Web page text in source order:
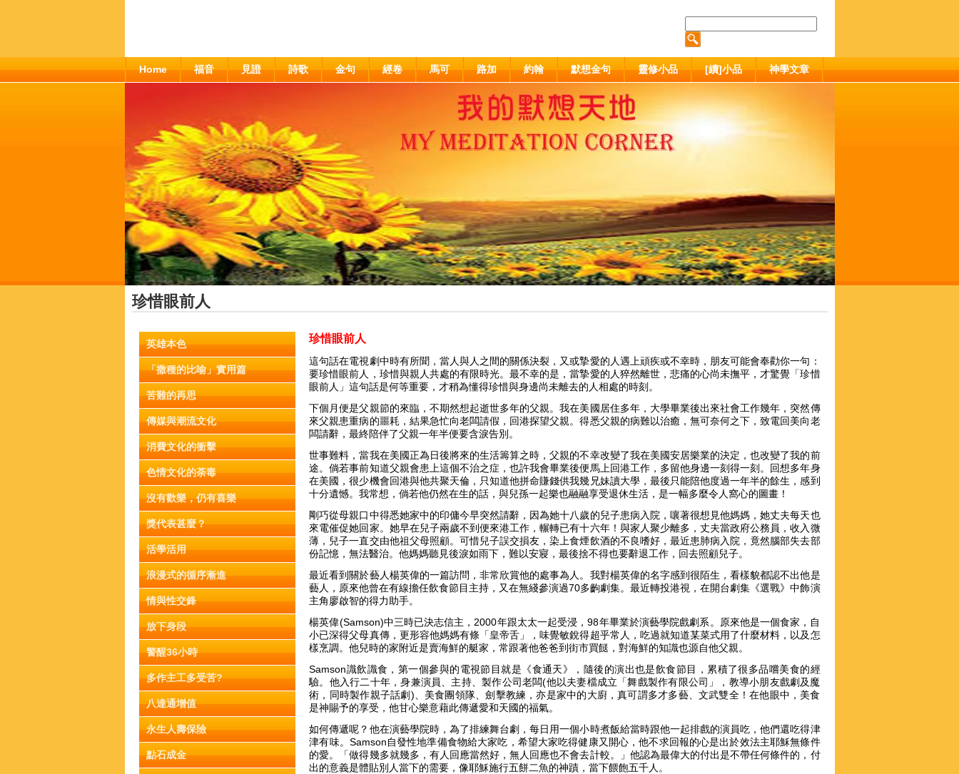
Home 福音 見證 詩歌 金句 經卷 馬可 路加 約翰 默想金句 靈修小品 [續]小品 神學文章
珍惜眼前人
英雄本色
「撒種的比喻」實用篇
苦難的再思
傳媒與潮流文化
消費文化的衝擊
色情文化的荼毒
沒有歡樂，仍有喜樂
獎代表甚麼？
活學活用
浪漫式的循序漸進
情與性交鋒
放下身段
警醒36小時
多作主工多受苦?
八達通增值
永生人壽保險
點石成金
珍惜眼前人
這句話在電視劇中時有所聞，當人與人之間的關係決裂，又或摯愛的人遇上頑疾或不幸時，朋友可能會奉勸你一句：
要珍惜眼前人，珍惜與親人共處的有限時光。最不幸的是，當摯愛的人猝然離世，悲痛的心尚未撫平，才驚覺「珍惜
眼前人」這句話是何等重要，才稍為懂得珍惜與身邊尚未離去的人相處的時刻。
下個月便是父親節的來臨，不期然想起逝世多年的父親。我在美國居住多年，大學畢業後出來社會工作幾年，突然傳
來父親患重病的噩耗，結果急忙向老闆請假，回港探望父親。得悉父親的病難以治癒，無可奈何之下，致電回美向老
闆請辭，最終陪伴了父親一年半便要含淚告別。
世事難料，當我在美國正為日後將來的生活籌算之時，父親的不幸改變了我在美國安居樂業的決定，也改變了我的前
途。倘若事前知道父親會患上這個不治之症，也許我會畢業後便馬上回港工作，多留他身邊一刻得一刻。回想多年身
在美國，很少機會回港與他共聚天倫，只知道他拼命賺錢供我幾兄妹讀大學，最後只能陪他度過一年半的餘生，感到
十分遺憾。我常想，倘若他仍然在生的話，與兒孫一起樂也融融享受退休生活，是一幅多麼令人窩心的圖畫！
剛巧從母親口中得悉她家中的印傭今早突然請辭，因為她十八歲的兒子患病入院，嚷著很想見他媽媽，她丈夫每天也
來電催促她回家。她早在兒子兩歲不到便來港工作，輾轉已有十六年！與家人聚少離多，丈夫當政府公務員，收入微
薄，兒子一直交由他祖父母照顧。可惜兒子誤交損友，染上食煙飲酒的不良嗜好，最近患肺病入院，竟然腦部失去部
份記憶，無法醫治。他媽媽聽見後淚如雨下，難以安寢，最後捨不得也要辭退工作，回去照顧兒子。
最近看到關於藝人楊英偉的一篇訪問，非常欣賞他的處事為人。我對楊英偉的名字感到很陌生，看樣貌都認不出他是
藝人，原來他曾在有線擔任飲食節目主持，又在無綫參演過70多齣劇集。最近轉投港視，在開台劇集《選戰》中飾演
主角廖啟智的得力助手。
楊英偉(Samson)中三時已決志信主，2000年跟太太一起受浸，98年畢業於演藝學院戲劇系。原來他是一個食家，自
小已深得父母真傳，更形容他媽媽有條「皇帝舌」，味覺敏銳得超乎常人，吃過就知道某菜式用了什麼材料，以及怎
樣烹調。他兒時的家附近是賣海鮮的艇家，常跟著他爸爸到街市買餸，對海鮮的知識也源自他父親。
Samson識飲識食，第一個參與的電視節目就是《食通天》，隨後的演出也是飲食節目，累積了很多品嚐美食的經
驗。他入行二十年，身兼演員、主持、製作公司老闆(他以夫妻檔成立「舞戲製作有限公司」，教導小朋友戲劇及魔
術，同時製作親子話劇)、美食團領隊、劍擊教練，亦是家中的大廚，真可謂多才多藝、文武雙全！在他眼中，美食
是神賜予的享受，他甘心樂意藉此傳遞愛和天國的福氣。
如何傳遞呢？他在演藝學院時，為了排練舞台劇，每日用一個小時煮飯給當時跟他一起排戲的演員吃，他們還吃得津
津有味。Samson自發性地準備食物給大家吃，希望大家吃得健康又開心，他不求回報的心是出於效法主耶穌無條件
的愛。「做得幾多就幾多，有人回應當然好，無人回應也不會去計較。」他認為最偉大的付出是不帶任何條件的，付
出的意義是體貼別人當下的需要，像耶穌施行五餅二魚的神蹟，當下餵飽五千人。